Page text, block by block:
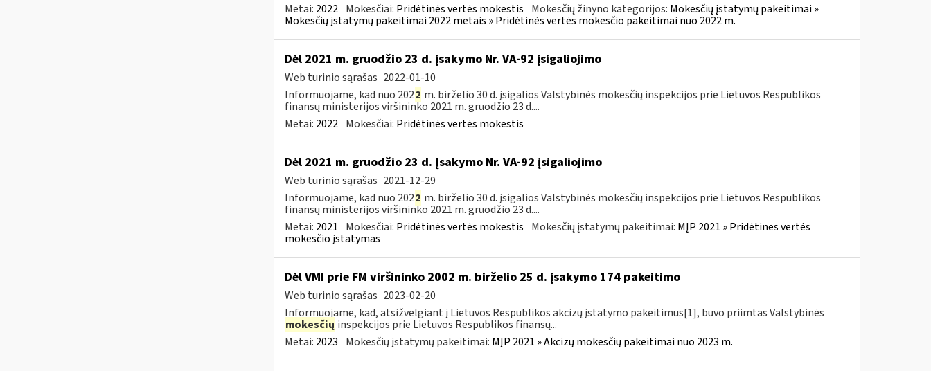
Metai: 2022 Mokesčiai: Pridėtinės vertės mokestis Mokesčių žinyno kategorijos: Mokesčių įstatymų pakeitimai »
Mokesčių įstatymų pakeitimai 2022 metais » Pridėtinės vertės mokesčio pakeitimai nuo 2022 m.
Dėl 2021 m. gruodžio 23 d. įsakymo Nr. VA-92 įsigaliojimo
Web turinio sąrašas 2022-01-10
Informuojame, kad nuo 2022 m. birželio 30 d. įsigalios Valstybinės mokesčių inspekcijos prie Lietuvos Respublikos
finansų ministerijos viršininko 2021 m. gruodžio 23 d....
Metai: 2022 Mokesčiai: Pridėtinės vertės mokestis
Dėl 2021 m. gruodžio 23 d. Įsakymo Nr. VA-92 įsigaliojimo
Web turinio sąrašas 2021-12-29
Informuojame, kad nuo 2022 m. birželio 30 d. įsigalios Valstybinės mokesčių inspekcijos prie Lietuvos Respublikos
finansų ministerijos viršininko 2021 m. gruodžio 23 d....
Metai: 2021 Mokesčiai: Pridėtinės vertės mokestis Mokesčių įstatymų pakeitimai: MĮP 2021 » Pridėtines vertės
mokesčio įstatymas
Dėl VMI prie FM viršininko 2002 m. birželio 25 d. įsakymo 174 pakeitimo
Web turinio sąrašas 2023-02-20
Informuojame, kad, atsižvelgiant į Lietuvos Respublikos akcizų įstatymo pakeitimus[1], buvo priimtas Valstybinės
mokesčių inspekcijos prie Lietuvos Respublikos finansų...
Metai: 2023 Mokesčių įstatymų pakeitimai: MĮP 2021 » Akcizų mokesčių pakeitimai nuo 2023 m.